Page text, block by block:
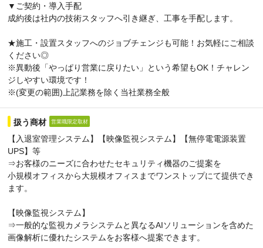
▼ご契約・導入手配
成約後は社内の技術スタッフへ引き継ぎ、工事を手配します。
★施工・設置スタッフへのジョブチェンジも可能！お気軽にご相談
ください◎
※異動後「やっぱり営業に戻りたい」という希望もOK！チャレン
ジしやすい環境です！
※(変更の範囲)上記業務を除く当社業務全般
扱う商材 営業職限定取材
【入退室管理システム】【映像監視システム】【無停電電源装置
UPS】等
⇒お客様のニーズに合わせたセキュリティ機器のご提案を
小規模オフィスから大規模オフィスまでワンストップにて提供でき
ます。
【映像監視システム】
⇒一般的な監視カメラシステムと異なるAIソリューションを含めた
画像解析に優れたシステムをお客様へ提案できます。